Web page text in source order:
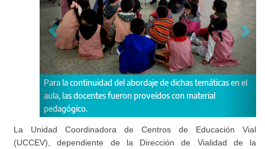
del abordaje de dichas temáticas en el
fueron proveídos con material
Se implementaron
pedal a fin de trabajar
La Unidad Coordinadora de Centros de Educación Vial
(UCCEV), dependiente de la Dirección de Vialidad de la